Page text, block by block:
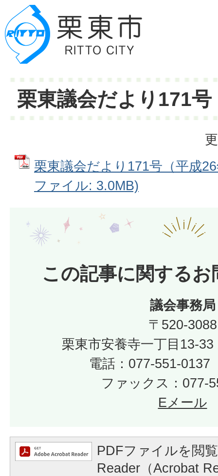
栗東議会だより171号
栗東議会だより171号（平成
ファイル: 3.0MB)
この記事に関するお
議会事務局
〒520-3088
栗東市安養寺一丁目13-
電話：077-551-0137
ファックス：077-
Eメール
PDFファイルを閲
Reader（Acrobat